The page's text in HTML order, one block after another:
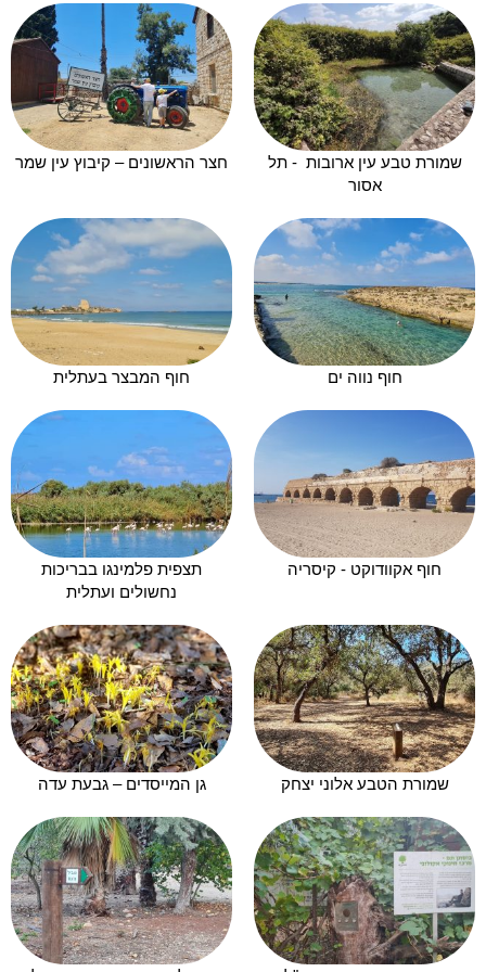
שמורת טבע עין ארובות - תל
אסור
חצר הראשונים – קיבוץ עין שמר
חוף נווה ים חוף המבצר בעתלית
חוף אקוודוקט - קיסריה
תצפית פלמינגו בבריכות
נחשולים ועתלית
שמורת הטבע אלוני יצחק גן המייסדים – גבעת עדה